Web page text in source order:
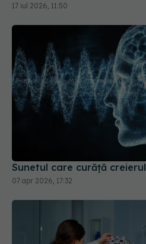
17 iul 2026, 11:50
Sunetul care curăță creierul
07 apr 2026, 17:32